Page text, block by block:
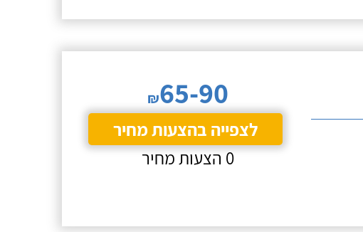
₪65-90
לצפייה בהצעות מחיר
0 הצעות מחיר